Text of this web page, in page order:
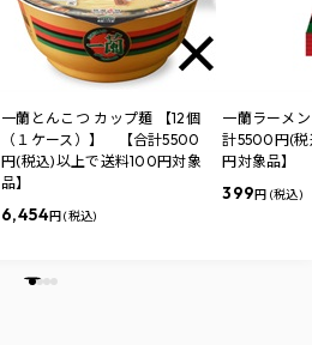
一蘭とんこつ カップ麺 【12個
（１ケース）】 【合計5500
円(税込)以上で送料100円対象
品】
6,454円 (税込)
一蘭ラーメ
計5500円(
円対象品】
399円 (税込)